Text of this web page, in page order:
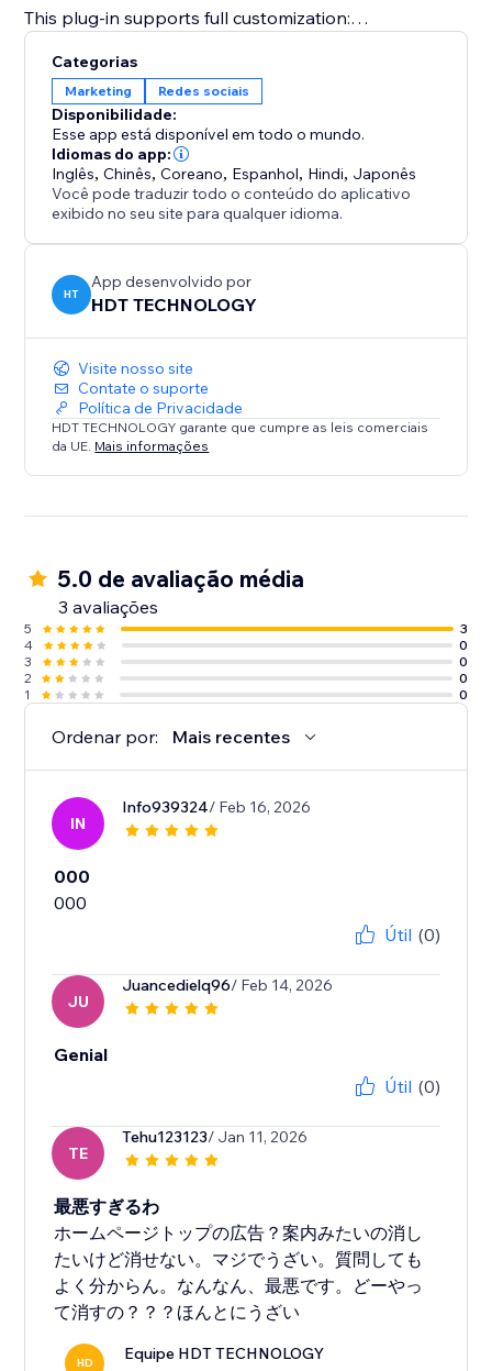
This plug-in supports full customization:
Freely set the button style (round or long strip)
Customize the appearance parameters such as
button color, size, transparency, border, shadow, etc.
Configure the display position of the button on the
page (lower left, lower right, top, etc.)
Whether you are an individual creator, brand
merchant, e-commerce platform or service agency,
Instagram Follow can help you quickly convert
visitors into followers or potential customers.
Categorias
Marketing Redes sociais
Disponibilidade:
Esse app está disponível em todo o mundo.
Idiomas do app:
Inglês,Chinês,Coreano, Espanhol, Hindi, Japonês
Você pode traduzir todo o conteúdo do aplicativo
exibido no seu site para qualquer idioma.
HT
App desenvolvido por
HDT TECHNOLOGY
Visite nosso site
Contate o suporte
Política de Privacidade
HDT TECHNOLOGY garante que cumpre as leis comerciais
da UE. Mais informações
5.0 de avaliação média
3 avaliações
5
3
4
0
3
0
2
0
1
0
Ordenar por: Mais recentes
IN
Info939324/ Feb 16, 2026
000
Útil (0)
JU
Juancedielq96/ Feb 14, 2026
Genial
Útil (0)
TE
Tehu123123/ Jan 11, 2026
最悪すぎるわ
ホームページトップの広告？案内みたいの消し
たいけど消せない。マジでうざい。質問しても
よく分からん。なんなん、最悪です。どーやっ
て消すの？？？ほんとにうざい
HD Equipe HDT TECHNOLOGY